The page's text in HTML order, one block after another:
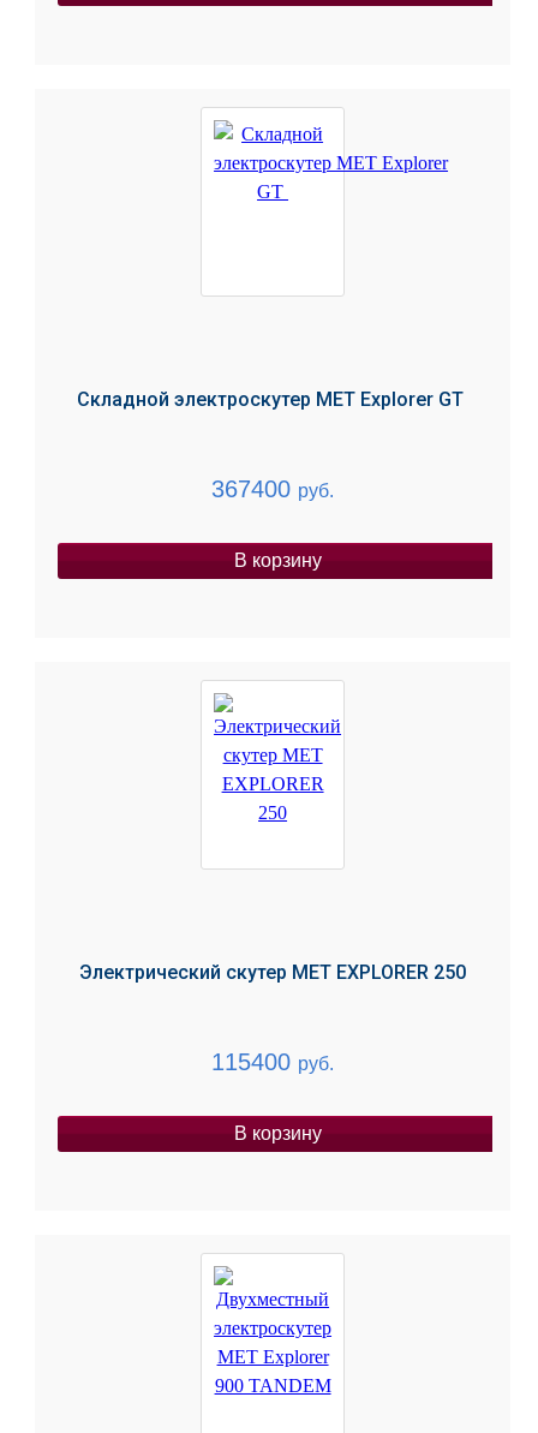
Складной электроскутер МЕТ Explorer GT
367400 руб.
В корзину
Электрический скутер MET EXPLORER 250
115400 руб.
В корзину